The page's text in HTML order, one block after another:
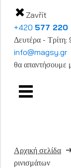
Zavřít
+420 577 220
Δευτέρα -
info@magsy.gr
θα
Αρχική σελίδα
ρινισμάτων